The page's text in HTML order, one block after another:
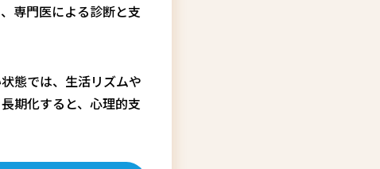
専門医による診断と支
態では、生活リズムや
期化すると、心理的支